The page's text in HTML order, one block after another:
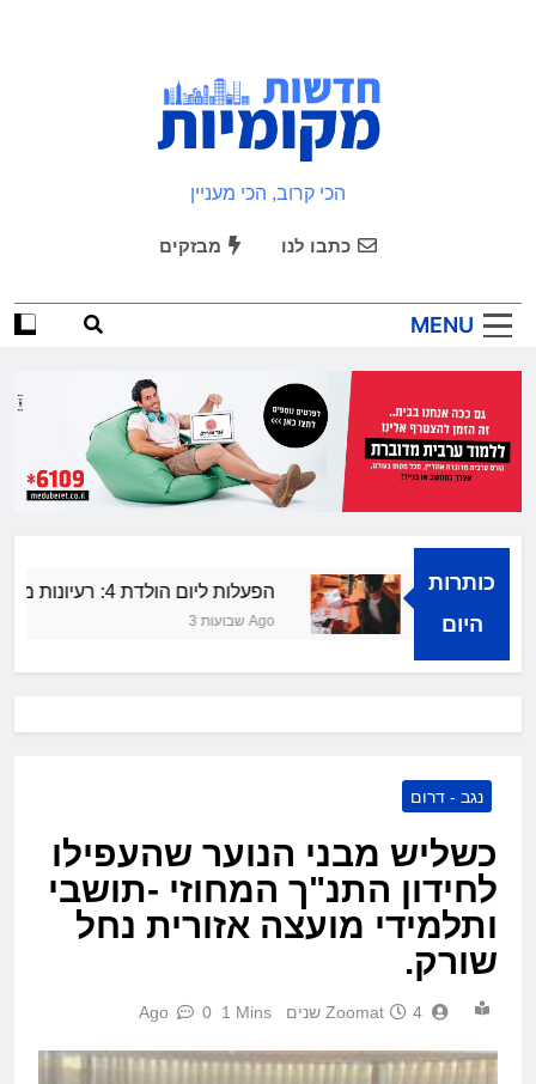
חדשות מקומיות
הכי קרוב, הכי מעניין
כתבו לנו מבזקים
MENU
כותרות
היום
הפעלות ליום הולדת 4: רעיונות מרעננים ושמחים
3 שבועות Ago
קולית
נגב - דרום
כשליש מבני הנוער שהעפילו
לחידון התנ"ך המחוזי -תושבי
ותלמידי מועצה אזורית נחל
שורק.
Zoomat 4 שנים Ago 0 1 Mins